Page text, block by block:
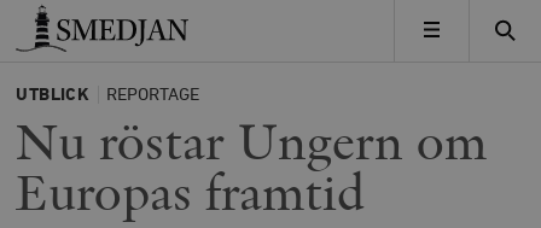
Timbro
MENY
UTBLICK REPORTAGE
Nu röstar Ungern om
Europas framtid